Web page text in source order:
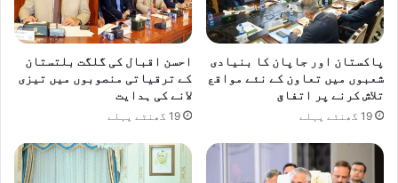
ا
ل
ر
ت
ک
ب
ڑ
ا
س
ت
و
ی
ز
ا
ج
پاکستان اور جاپان کا بنیادی
شعبوں میں تعاون کے نئے مواقع
تلاش کرنے پر اتفاق
19 گھنٹے پہلے
احسن اقبال کی گلگت بلتستان
کے ترقیاتی منصوبوں میں تیزی
لانے کی ہدایت
19 گھنٹے پہلے